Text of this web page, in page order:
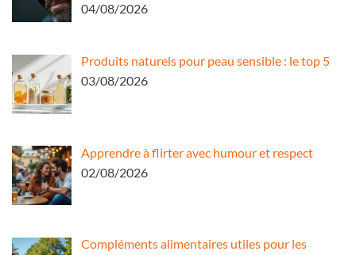
04/08/2026
Produits naturels pour peau sensible : le top 5
03/08/2026
Apprendre à flirter avec humour et respect
02/08/2026
Compléments alimentaires utiles pour les